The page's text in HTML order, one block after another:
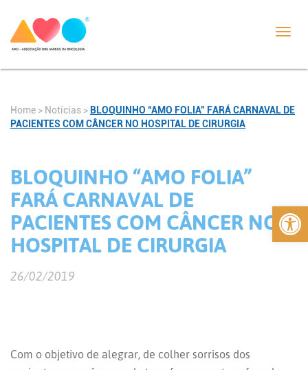
Abrir
Home > Notícias > BLOQUINHO “AMO FOLIA” FARÁ CARNAVAL DE
PACIENTES COM CÂNCER NO HOSPITAL DE CIRURGIA
BLOQUINHO “AMO FOLIA”
FARÁ CARNAVAL DE
PACIENTES COM CÂNCER NO
HOSPITAL DE CIRURGIA
26/02/2019
Com o objetivo de alegrar, de colher sorrisos dos